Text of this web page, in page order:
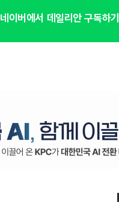
네이버에서 데일리안 구독하기